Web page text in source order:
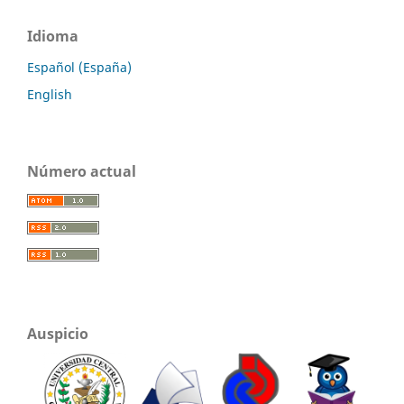
Idioma
Español (España)
English
Número actual
Auspicio